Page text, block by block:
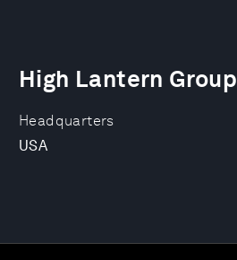
Headquarters
USA
High Lantern Group